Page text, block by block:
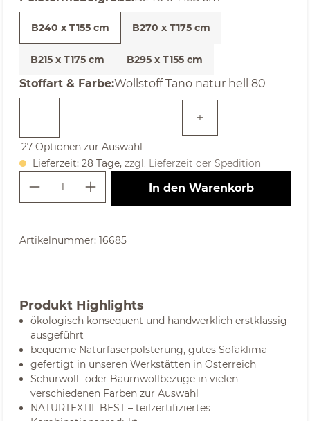
B240 x T155 cm B270 x T175 cm
B215 x T175 cm B295 x T155 cm
Stoffart & Farbeauswählen
:Wollstoff Tano natur hell 80
27 Optionen zur Auswahl
Lieferzeit: 28 Tage, zzgl. Lieferzeit der Spedition
Produkt Anzahl: Gib den
In den Warenkorb
Artikelnummer: 16685
Produkt Highlights
ökologisch konsequent und handwerklich erstklassig
ausgeführt
bequeme Naturfaserpolsterung, gutes Sofaklima
gefertigt in unseren Werkstätten in Österreich
Schurwoll- oder Baumwollbezüge in vielen
verschiedenen Farben zur Auswahl
NATURTEXTIL BEST – teilzertifiziertes